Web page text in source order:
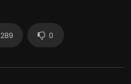
289 0